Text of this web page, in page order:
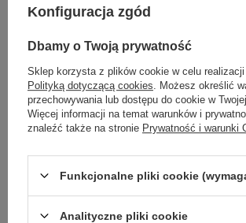
pozostawienie na włosach ochronnej warstwy
Marka Sessio
Forma Pakowania P
Potrzebujesz pomocy? Masz
najciekawsze pytania i odpowiedzi publikując
Konfiguracja zgód
Dbamy o Twoją prywatność
Sklep korzysta z plików cookie w celu realizacji
Polityką dotyczącą cookies . Możesz określić
przechowywania lub dostępu do cookie w
Więcej informacji na temat warunków i
znaleźć także na stronie Prywatność i warunki
Funkcjonalne pliki cookie
Analityczne pliki cookie